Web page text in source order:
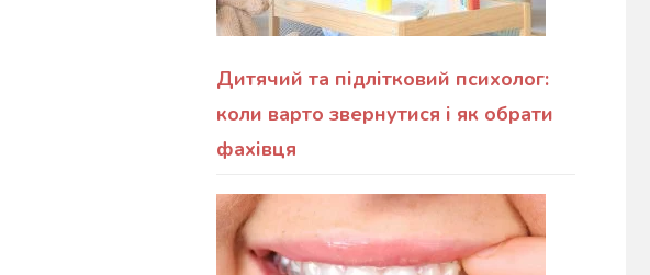
Дитячий та підлітковий психолог:
коли варто звернутися і як обрати
фахівця